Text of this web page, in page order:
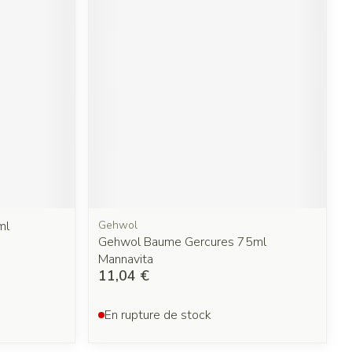
Gehwol
Gehwol Baume Gercures 75ml
Mannavita
11,04 €
En rupture de stock